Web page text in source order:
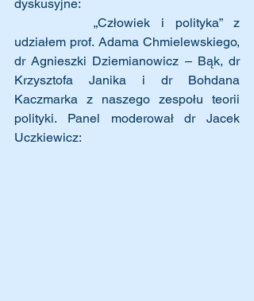
dyskusyjne:
udziałem prof. Adama Chmielewskiego,
dr Agnieszki Dziemianowicz – Bąk, dr
Krzysztofa Janika i dr Bohdana
Kaczmarka z naszego zespołu teorii
polityki. Panel moderował dr Jacek
Uczkiewicz: